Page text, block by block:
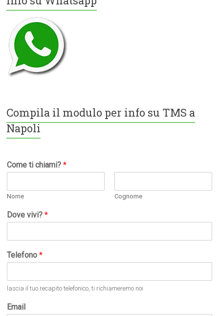
Compila il modulo per info su TMS a
Napoli
Come ti chiami?*
Nome Cognome
Dove vivi?*
Telefono*
lascia il tuo recapito telefonico, ti richiameremo noi
Email